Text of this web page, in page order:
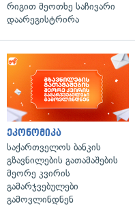
რიგით მეოთხე საჩივარი
დაარეგისტრირა
ეკონომიკა
საქართველოს ბანკის
გზავნილების გათამაშების
მეორე კვირის
გამარჯვებულები
გამოვლინდნენ